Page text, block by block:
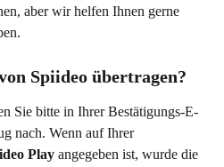
aber wir helfen Ihnen gerne
Spiideo übertragen?
Sie bitte in Ihrer Bestätigungs-E-
nach. Wenn auf Ihrer
Play angegeben ist, wurde die